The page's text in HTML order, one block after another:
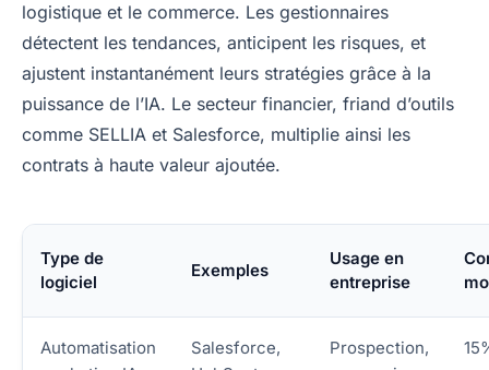
logistique et le commerce. Les gestionnaires
détectent les tendances, anticipent les risques, et
ajustent instantanément leurs stratégies grâce à la
puissance de l’IA. Le secteur financier, friand d’outils
comme SELLIA et Salesforce, multiplie ainsi les
contrats à haute valeur ajoutée.
Type de
logiciel
Exemples
Usage en
entreprise
Automatisation
Salesforce,
Prospection,